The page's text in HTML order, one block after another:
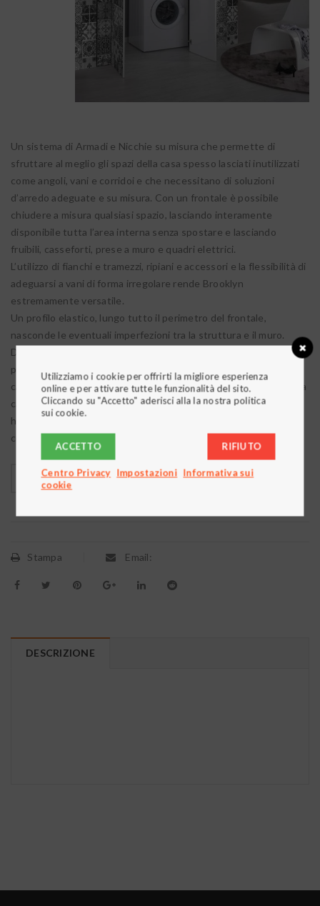
Un sistema di Armadi e Nicchie su misura che permette di
sfruttare al meglio gli spazi della casa spesso lasciati inutilizzati
come angoli, vani e corridoi e che necessitano di soluzioni
d’arredo adeguate e su misura. Con un frontale è possibile
chiudere a misura qualsiasi spazio, lasciando interamente
disponibile tutta l’area interna senza spostare e lasciando
fruibili, casseforti, prese a muro e quadri elettrici.
L’utilizzo di fianchi e tramezzi, ripiani e accessori e la flessibilità di
adeguarsi a vani di forma irregolare rende Brooklyn
estremamente versatile.
Un profilo elastico, lungo tutto il perimetro del frontale,
nasconde le eventuali imperfezioni tra la struttura e il muro.
Dimensione, forma e colore possono essere scelti in base ai
propri gusti e alle proprie esigenze. Con la stampa Digital e le
carte da parati è possibile cambiare totalmente gli ambienti della
casa accordandoli al proprio gusto. “Armadi e Nicchie Brooklyn”
ha la capacità di trasformare in armadio qualsiasi zona della casa
con costi e tempi di realizzazione certi.
Stampa Email:
DESCRIZIONE
Utilizziamo i cookie per offrirti la migliore esperienza
online e per attivare tutte le funzionalità del sito.
Cliccando su "Accetto" aderisci alla la nostra politica
sui cookie.
ACCETTO RIFIUTO
Centro Privacy Impostazioni Informativa sui
cookie